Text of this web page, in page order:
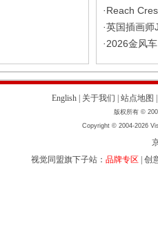
· Reach
·英国插画
· 2026金风
English 关于我们 站点地图
版权所有 ©
Copyright © 2004-2026
视觉同盟旗下子站： 品牌专区 创